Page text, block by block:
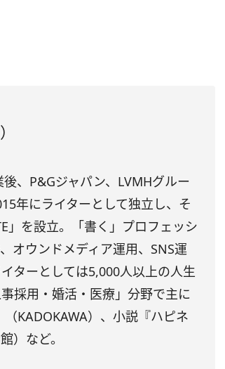
、P&Gジャパン、LVMHグルー
年にライターとして独立し、そ
」を設立。「書く」プロフェッシ
オウンドメディア運用、SNS運
ターとしては5,000人以上の人生
採用・婚活・医療」分野で主に
KADOKAWA）、小説『ハピネ
）など。